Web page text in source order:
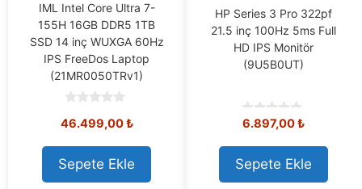
IML Intel Core Ultra 7-
155H 16GB DDR5 1TB
SSD 14 inç WUXGA 60Hz
IPS FreeDos Laptop
(21MR0050TRv1)
o
t
o
f
5
46.499,00₺
Sepete Ekle
HP Series 3 Pro 322pf
21.5 inç 100Hz 5ms Full
HD IPS Monitör
(9U5B0UT)
0
u
t
o
f
6.897,00₺
Sepete Ekle